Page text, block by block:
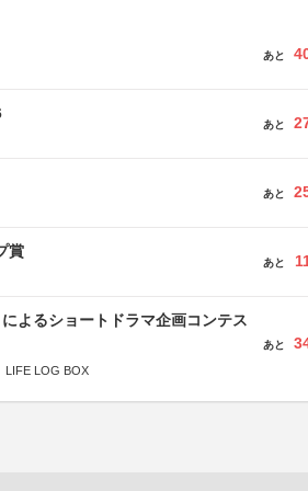
あと
あと
あと
賞
あと
よるショートドラマ企画コンテス
LIFE LOG BOX
あと